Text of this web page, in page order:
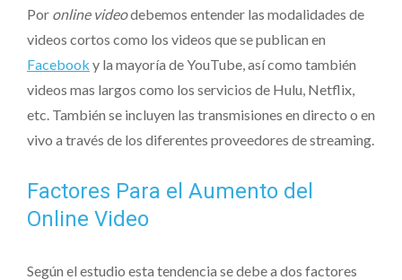
Por online videodebemos entender las modalidades de
videos cortos como los videos que se publican en
Facebook y la mayoría de YouTube, así como también
videos mas largos como los servicios de Hulu, Netflix,
etc. También se incluyen las transmisiones en directo o en
vivo a través de los diferentes proveedores de streaming.
Factores Para el Aumento del
Online Video
Según el estudio esta tendencia se debe a dos factores